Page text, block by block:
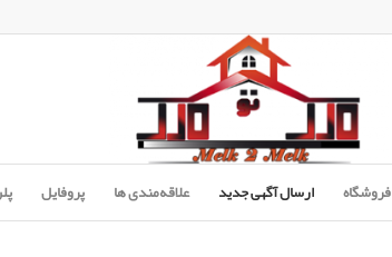
فروشگاه ارسال آگهی جدید علاقه‌مندی ها پروفایل